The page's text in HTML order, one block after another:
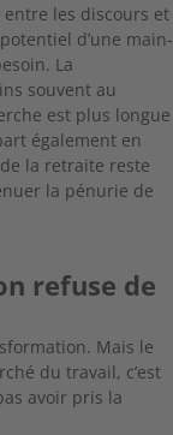
les discours et
d’une main-
La
souvent au
est plus longue
également en
de la retraite reste
la pénurie de
refuse de
Mais le
du travail, c’est
avoir pris la